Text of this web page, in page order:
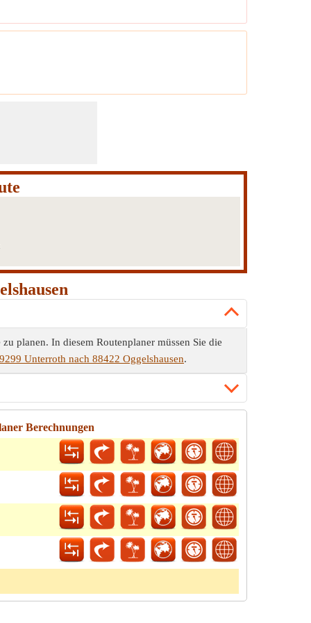
planen. In diesem Routenplaner müssen Sie die
Unterroth nach 88422 Oggelshausen.
Berechnungen